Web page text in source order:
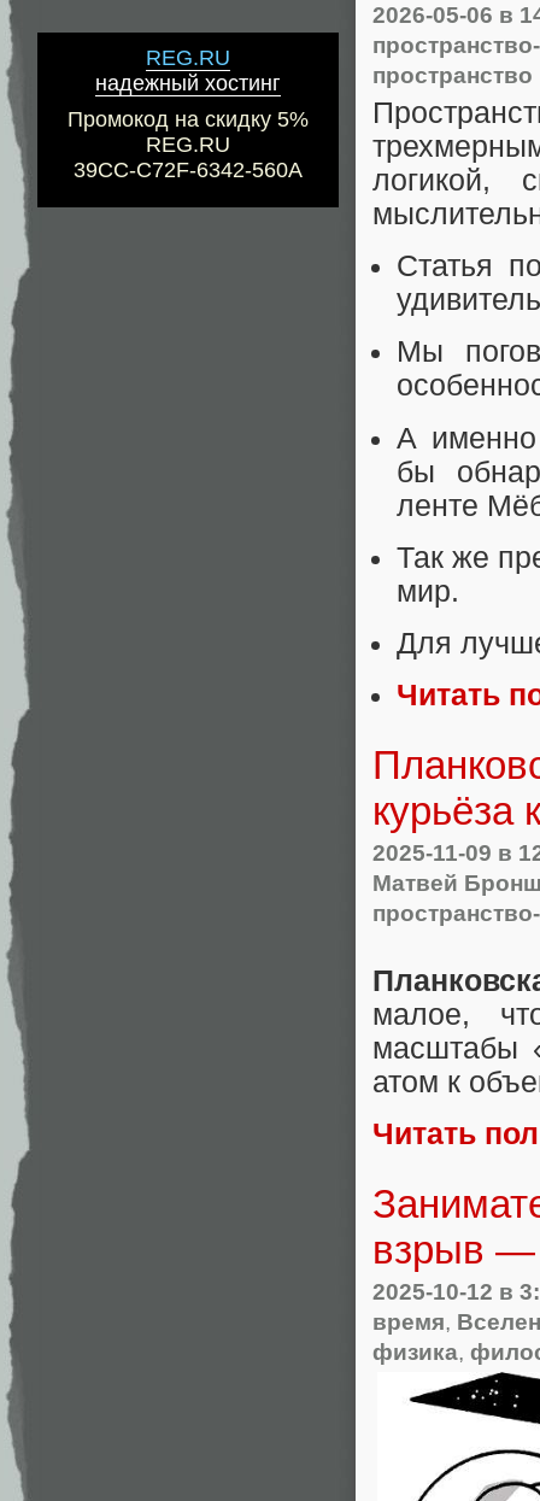
REG.RU
надежный хостинг
Промокод на скидку 5%
REG.RU
39CC-C72F-6342-560A
2026-05-06 в
пространство
логикой,
Статья
Мы
А именно
бы
ленте
Так же
мир.
Для
Читать
курьёза
2025-11-09 в
Матвей
малое,
масштабы
атом к
Читать
взрыв —
2025-10-12 в
время,
физика,